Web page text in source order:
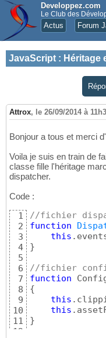
Developpez.com
Le Club des
Actus Forum
JavaScript : Héritage
Attrox, le 26/09/2014 à
Bonjour a tous et merci
Voila je suis en train de
classe fille l'héritage
dispatcher.
Code :
1
2
3
4
5
6
7
8
9
10
11
12
//fichier
function
this
}
//fichier
function
{
this
this
}